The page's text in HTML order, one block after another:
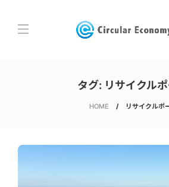
タグ: リサイクル
HOME リサイクルポ